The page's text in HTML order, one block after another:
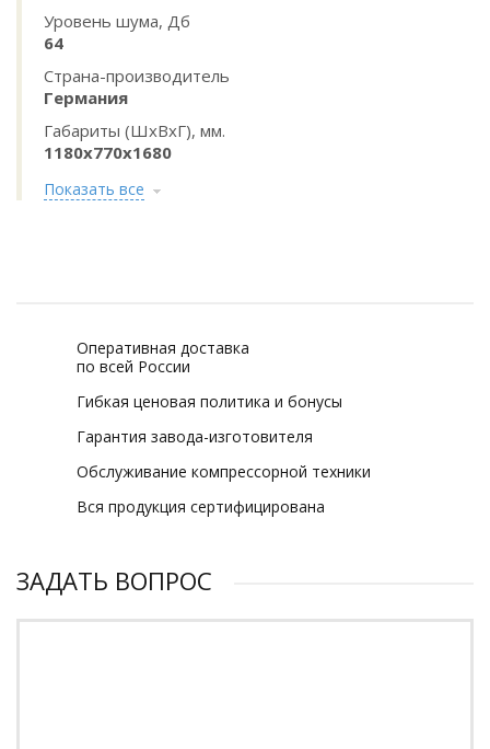
Уровень шума, Дб
64
Страна-производитель
Германия
Габариты (ШхВхГ), мм.
1180x770x1680
Показать все
Оперативная доставка
по всей России
Гибкая ценовая политика и бонусы
Гарантия завода-изготовителя
Обслуживание компрессорной техники
Вся продукция сертифицирована
ЗАДАТЬ ВОПРОС